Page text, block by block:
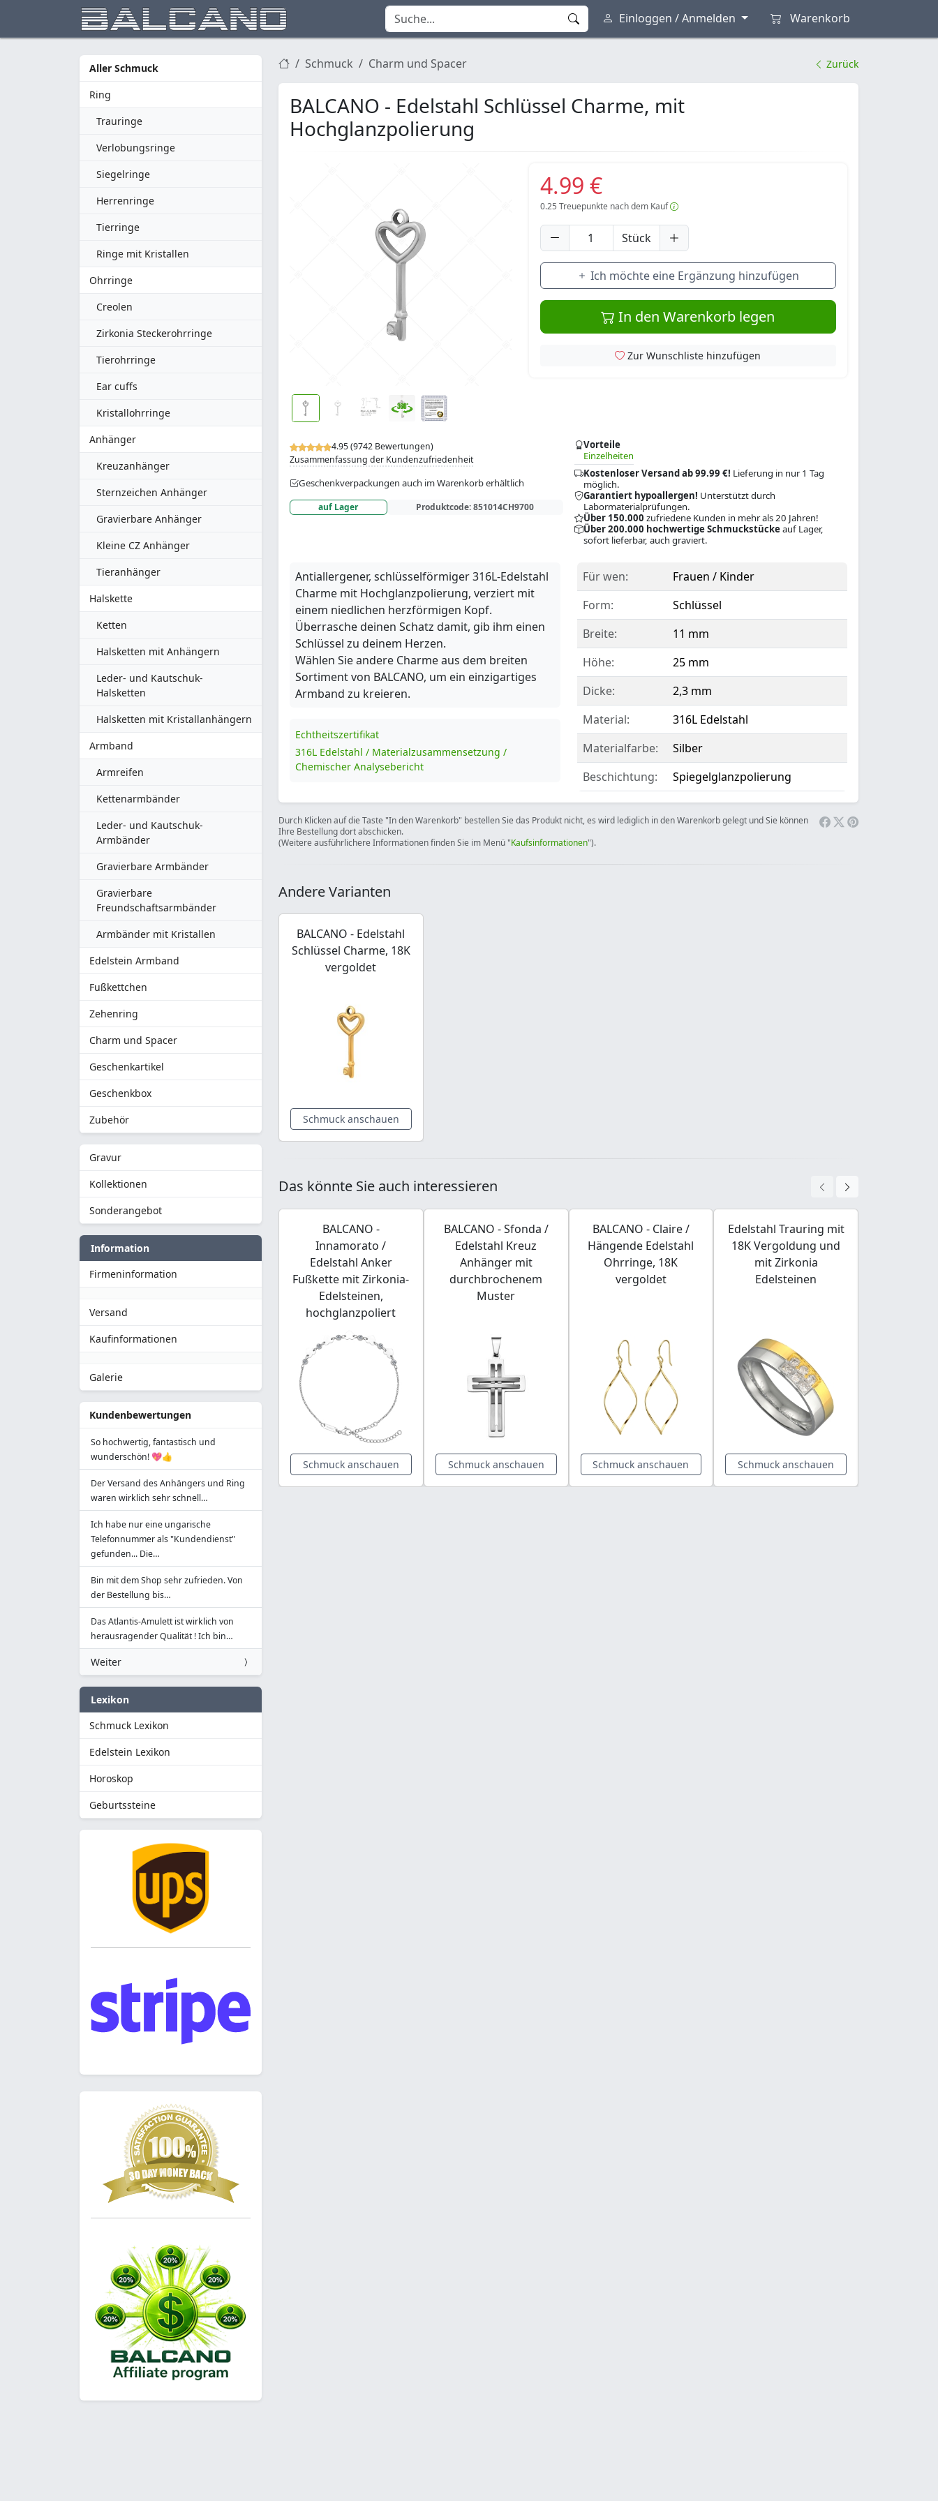
Einloggen / Anmelden Warenkorb
Aller Schmuck
Ring
Trauringe
Verlobungsringe
Siegelringe
Herrenringe
Tierringe
Ringe mit Kristallen
Ohrringe
Creolen
Zirkonia Steckerohrringe
Tierohrringe
Ear cuffs
Kristallohrringe
Anhänger
Kreuzanhänger
Sternzeichen Anhänger
Gravierbare Anhänger
Kleine CZ Anhänger
Tieranhänger
Halskette
Ketten
Halsketten mit Anhängern
Leder- und Kautschuk-
Halsketten
Halsketten mit Kristallanhängern
Armband
Armreifen
Kettenarmbänder
Leder- und Kautschuk-
Armbänder
Gravierbare Armbänder
Gravierbare
Freundschaftsarmbänder
Armbänder mit Kristallen
Edelstein Armband
Fußkettchen
Zehenring
Charm und Spacer
Geschenkartikel
Geschenkbox
Zubehör
Gravur
Kollektionen
Sonderangebot
Information
Firmeninformation
Versand
Kaufinformationen
Galerie
Kundenbewertungen
So hochwertig, fantastisch und
wunderschön! 💖👍
Der Versand des Anhängers und Ring
waren wirklich sehr schnell…
Ich habe nur eine ungarische
Telefonnummer als "Kundendienst"
gefunden... Die…
Bin mit dem Shop sehr zufrieden. Von
der Bestellung bis…
Das Atlantis-Amulett ist wirklich von
herausragender Qualität ! Ich bin…
Weiter
Lexikon
Schmuck Lexikon
Edelstein Lexikon
Horoskop
Geburtssteine
Schmuck Charm und Spacer Zurück
BALCANO - Edelstahl Schlüssel Charme, mit
Hochglanzpolierung
4.95 (9742 Bewertungen)
Zusammenfassung der Kundenzufriedenheit
Geschenkverpackungen auch im Warenkorb erhältlich
auf Lager Produktcode:851014CH9700
Vorteile
Einzelheiten
Kostenloser Versand ab 99.99 €! Lieferung in nur 1 Tag
möglich.
Garantiert hypoallergen! Unterstützt durch
Labormaterialprüfungen.
Über 150.000 zufriedene Kunden in mehr als 20 Jahren!
Über 200.000 hochwertige Schmuckstückeauf Lager,
sofort lieferbar, auch graviert.
4.99 €
0.25 Treuepunkte nach dem Kauf
Stück
Ich möchte eine Ergänzung hinzufügen
In den Warenkorb legen
Zur Wunschliste hinzufügen
Antiallergener, schlüsselförmiger 316L-Edelstahl
Charme mit Hochglanzpolierung, verziert mit
einem niedlichen herzförmigen Kopf.
Überrasche deinen Schatz damit, gib ihm einen
Schlüssel zu deinem Herzen.
Wählen Sie andere Charme aus dem breiten
Sortiment von BALCANO, um ein einzigartiges
Armband zu kreieren.
Echtheitszertifikat
316L Edelstahl / Materialzusammensetzung /
Chemischer Analysebericht
Für wen:
Frauen / Kinder
Form:
Schlüssel
Breite:
11 mm
Höhe:
25 mm
Dicke:
2,3 mm
Material:
316L Edelstahl
Materialfarbe:
Silber
Beschichtung:
Spiegelglanzpolierung
Durch Klicken auf die Taste "In den Warenkorb" bestellen Sie das Produkt nicht, es wird lediglich in den Warenkorb gelegt und Sie können
Ihre Bestellung dort abschicken.
(Weitere ausführlichere Informationen finden Sie im Menü "Kaufsinformationen").
Andere Varianten
BALCANO - Edelstahl
Schlüssel Charme, 18K
vergoldet
Schmuck anschauen
Das könnte Sie auch interessieren
BALCANO -
Innamorato /
Edelstahl Anker
Fußkette mit Zirkonia-
Edelsteinen,
hochglanzpoliert
Schmuck anschauen
BALCANO - Sfonda /
Edelstahl Kreuz
Anhänger mit
durchbrochenem
Muster
Schmuck anschauen
BALCANO - Claire /
Hängende Edelstahl
Ohrringe, 18K
vergoldet
Schmuck anschauen
Edelstahl Trauring mit
18K Vergoldung und
mit Zirkonia
Edelsteinen
Schmuck anschauen